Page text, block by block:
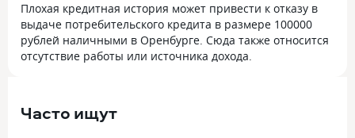
Плохая кредитная история может привести к отказу в
выдаче потребительского кредита в размере 100000
рублей наличными в Оренбурге. Сюда также относится
отсутствие работы или источника дохода.
Часто ищут